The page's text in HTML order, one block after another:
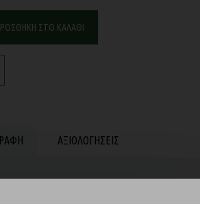
ΣΤΟ ΚΑΛΆΘΙ
ΑΞΙΟΛΟΓΉΣΕΙΣ